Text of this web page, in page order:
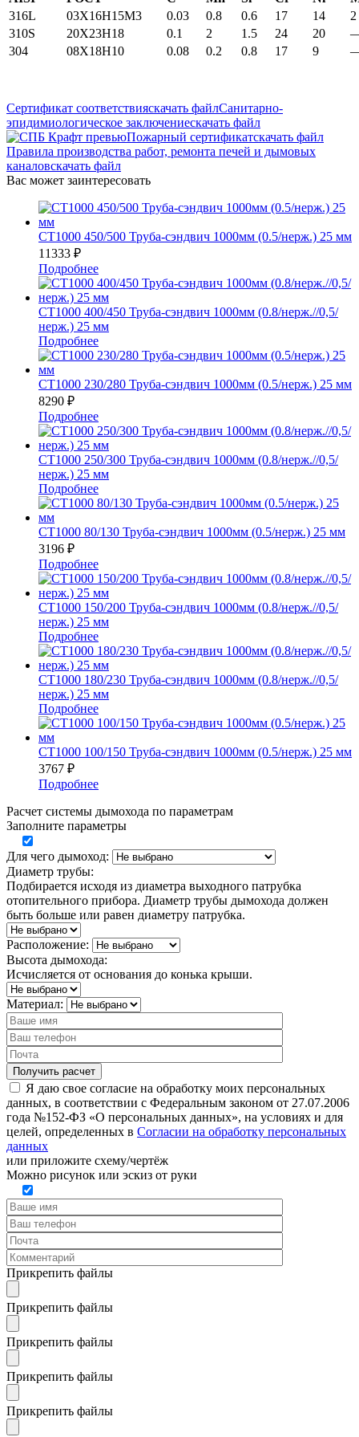
316L
03X16H15M3 0.03 0.8 0.6 17 14
2
310S
20Х23Н18 0.1 2 1.5 24 20
304
08Х18Н10 0.08 0.2 0.8 17 9
Сертификат соответствияскачать файлСанитарно-
эпидимиологическое заключениескачать файл
Пожарный сертификатскачать файл
Правила производства работ, ремонта печей и дымовых
каналовскачать файл
Вас может заинтересовать
СТ1000 450/500 Труба-сэндвич 1000мм (0.5/нерж.) 25 мм
11333 ₽
Подробнее
СТ1000 400/450 Труба-сэндвич 1000мм (0.8/нерж.//0,5/
нерж.) 25 мм
Подробнее
СТ1000 230/280 Труба-сэндвич 1000мм (0.5/нерж.) 25 мм
8290 ₽
Подробнее
СТ1000 250/300 Труба-сэндвич 1000мм (0.8/нерж.//0,5/
нерж.) 25 мм
Подробнее
СТ1000 80/130 Труба-сэндвич 1000мм (0.5/нерж.) 25 мм
3196 ₽
Подробнее
СТ1000 150/200 Труба-сэндвич 1000мм (0.8/нерж.//0,5/
нерж.) 25 мм
Подробнее
СТ1000 180/230 Труба-сэндвич 1000мм (0.8/нерж.//0,5/
нерж.) 25 мм
Подробнее
СТ1000 100/150 Труба-сэндвич 1000мм (0.5/нерж.) 25 мм
3767 ₽
Подробнее
Расчет системы дымохода по параметрам
Заполните параметры
Для чего дымоход:
Диаметр трубы:
Подбирается исходя из диаметра выходного патрубка
отопительного прибора. Диаметр трубы дымохода должен
быть больше или равен диаметру патрубка.
Расположение:
Высота дымохода:
Исчисляется от основания до конька крыши.
Материал:
Я даю свое согласие на обработку моих персональных
данных, в соответствии с Федеральным законом от 27.07.2006
года №152-ФЗ «О персональных данных», на условиях и для
целей, определенных в Согласии на обработку персональных
данных
или приложите схему/чертёж
Можно рисунок или эскиз от руки
Прикрепить файлы
Прикрепить файлы
Прикрепить файлы
Прикрепить файлы
Прикрепить файлы